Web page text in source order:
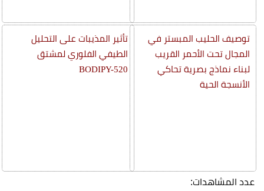
توصيف الحليب المبستر في
المجال تحت الأحمر القريب
لبناء نماذج بصرية تحاكي
الأنسجة الحية
تأثير المذيبات على التحليل
الطيفي الفلوري لمشتق
BODIPY-520
عدد المشاهدات: